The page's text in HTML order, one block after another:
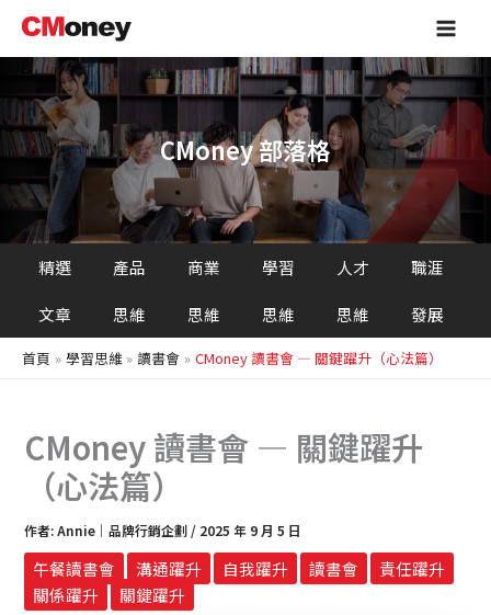
主
容
Main
CMoney 部落格
精選
文章
產品
思維
商業
思維
學習
思維
人才
思維
職涯
發展
首頁 學習思維 讀書會 CMoney 讀書會 — 關鍵躍升（心法篇）
CMoney 讀書會 — 關鍵躍升
（心法篇）
作者:Annie｜品牌行銷企劃 / 2025 年 9 月 5 日
午餐讀書會 溝通躍升 自我躍升 讀書會
責任躍升
關係躍升
關鍵躍升
尋